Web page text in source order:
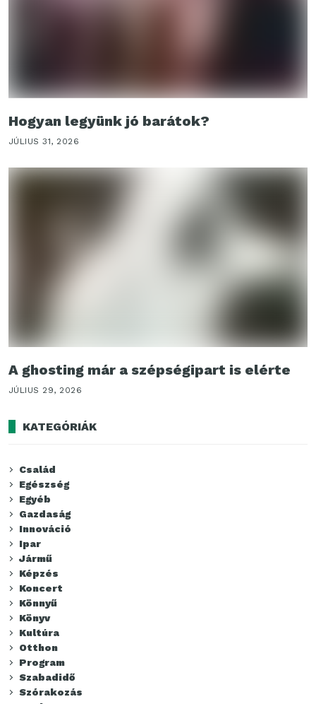
Hogyan legyünk jó barátok?
JÚLIUS 31, 2026
A ghosting már a szépségipart is elérte
JÚLIUS 29, 2026
KATEGÓRIÁK
Család
Egészség
Egyéb
Gazdaság
Innováció
Ipar
Jármű
Képzés
Koncert
Könnyű
Könyv
Kultúra
Otthon
Program
Szabadidő
Szórakozás